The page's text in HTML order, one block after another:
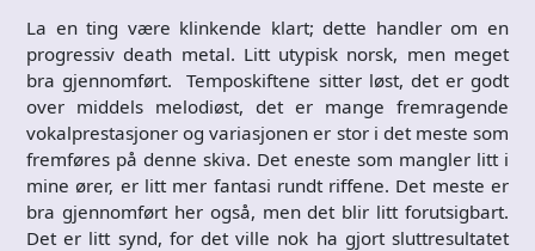
La en ting være klinkende klart; dette handler om en
progressiv death metal. Litt utypisk norsk, men meget
bra gjennomført. Temposkiftene sitter løst, det er godt
over middels melodiøst, det er mange fremragende
vokalprestasjoner og variasjonen er stor i det meste som
fremføres på denne skiva. Det eneste som mangler litt i
mine ører, er litt mer fantasi rundt riffene. Det meste er
bra gjennomført her også, men det blir litt forutsigbart.
Det er litt synd, for det ville nok ha gjort sluttresultatet